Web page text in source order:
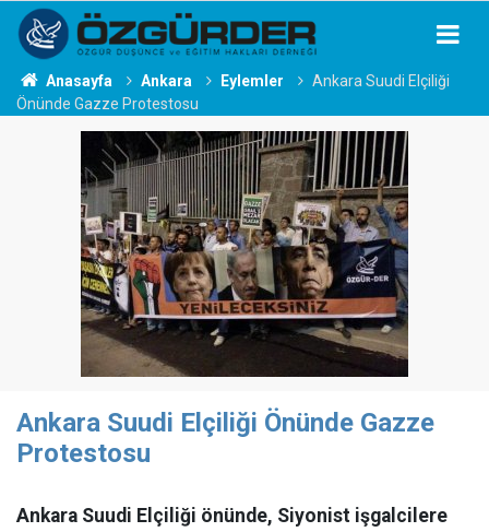
Anasayfa Ankara Eylemler
Ankara Suudi Elçiliği
Önünde Gazze Protestosu
Ankara Suudi Elçiliği Önünde Gazze
Protestosu
Ankara Suudi Elçiliği önünde, Siyonist işgalcilere